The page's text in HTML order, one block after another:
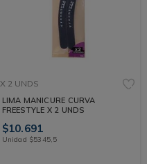
X 2 UNDS
LIMA MANICURE CURVA
FREESTYLE X 2 UNDS
$10.691
Unidad $5345,5